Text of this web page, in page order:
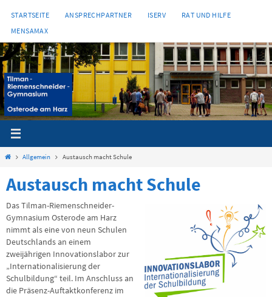
Inhalt
springen
STARTSEITE ANSPRECHPARTNER ISERV
RAT UND HILFE
MENSAMAX
StartAllgemein Austausch macht Schule
Austausch macht Schule
Das Tilman-Riemenschneider-
Gymnasium Osterode am Harz
nimmt als eine von neun Schulen
Deutschlands an einem
zweijährigen Innovationslabor zur
„Internationalisierung der
Schulbildung“ teil. Im Anschluss an
die Präsenz-Auftaktkonferenz im